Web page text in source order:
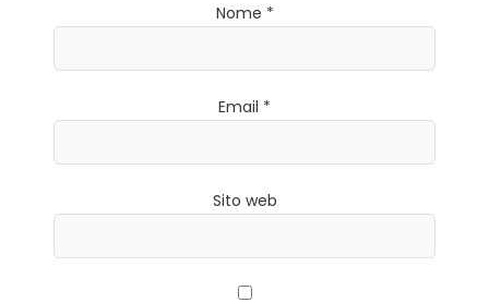
Nome *
Email *
Sito web